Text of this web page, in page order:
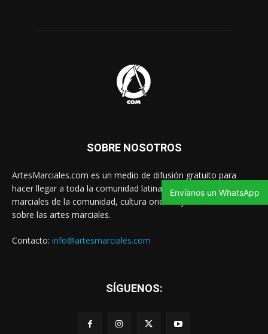
SOBRE NOSOTROS
ArtesMarciales.com es un medio de difusión gratuito para
hacer llegar a toda la comunidad latina las noticias de artes
marciales de la comunidad, cultura oriental y contenido valioso
sobre las artes marciales.
Contacto: info@artesmarciales.com
SÍGUENOS:
Envíanos un WhatsApp